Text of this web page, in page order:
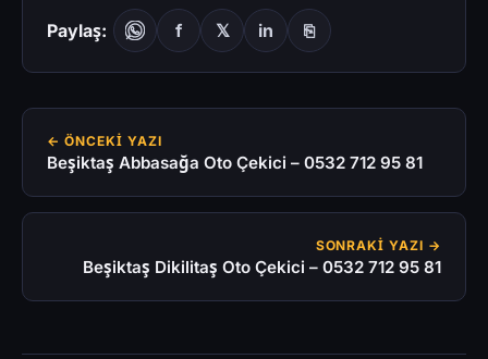
Paylaş: f 𝕏 in ⎘
← ÖNCEKI YAZI
Beşiktaş Abbasağa Oto Çekici – 0532 712 95 81
SONRAKI YAZI →
Beşiktaş Dikilitaş Oto Çekici – 0532 712 95 81